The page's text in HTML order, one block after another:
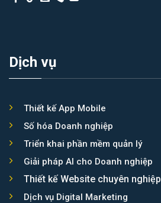
Dịch vụ
Thiết kế App Mobile
Số hóa Doanh nghiệp
Triển khai phần mềm quản lý
Giải pháp AI cho Doanh nghiệp
Thiết kế Website chuyên nghiệp
Dịch vụ Digital Marketing